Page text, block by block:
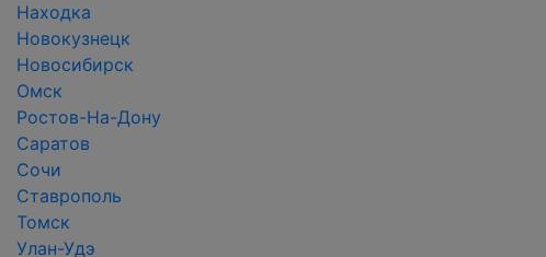
Находка
Новокузнецк
Новосибирск
Омск
Ростов-На-Дону
Саратов
Сочи
Ставрополь
Томск
Улан-Удэ